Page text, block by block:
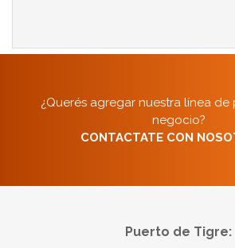
¿Querés agregar nuestra línea
negocio?
CONTACTATE CON
Puerto de Tigre: